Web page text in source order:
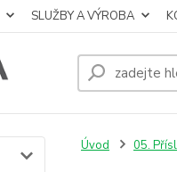
SLUŽBY A VÝROBA
Úvod 05.